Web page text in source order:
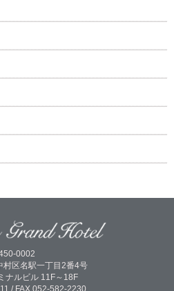
0002
村区名駅一丁目2番4号
ナルビル 11F～18F
/ FAX.052-582-2230